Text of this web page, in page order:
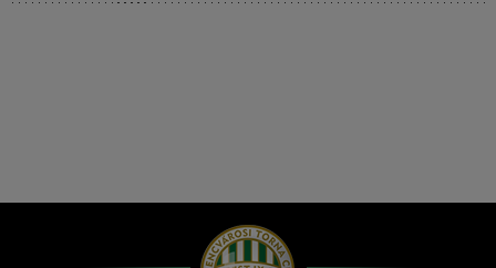
Hírek